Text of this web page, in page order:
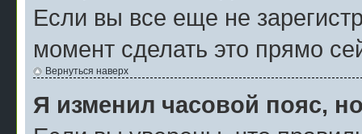
Если вы все еще не
момент сделать это прямо
Вернуться наверх
Я изменил часовой пояс,